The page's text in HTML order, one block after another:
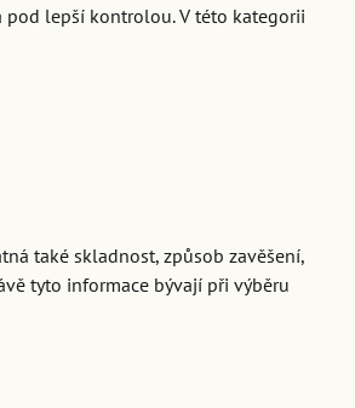
pod lepší kontrolou. V této kategorii
také skladnost, způsob zavěšení,
tyto informace bývají při výběru